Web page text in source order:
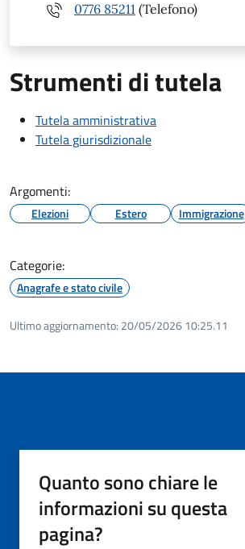
0776 85211 (Telefono)
Strumenti di tutela
Tutela amministrativa
Tutela giurisdizionale
Argomenti:
Elezioni Estero Immigrazione
Categorie:
Anagrafe e stato civile
Ultimo aggiornamento: 20/05/2026 10:25.11
Quanto sono chiare le
informazioni su questa
pagina?